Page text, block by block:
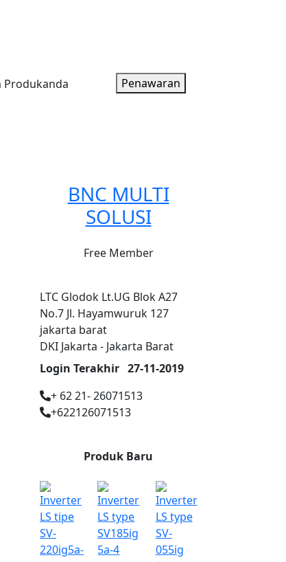
Penawaran
BNC MULTI
SOLUSI
Free Member
LTC Glodok Lt.UG Blok A27
No.7 Jl. Hayamwuruk 127
jakarta barat
DKI Jakarta - Jakarta Barat
Login Terakhir 27-11-2019
+ 62 21- 26071513
+622126071513
Produk Baru